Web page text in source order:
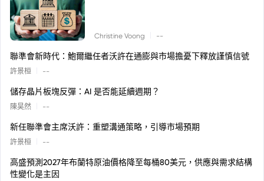
Christine Voong --
聯準會新時代：鮑爾繼任者沃許在通膨與市場擔憂下釋放謹慎信號
許景桓 --
儲存晶片板塊反彈：AI 是否能延續週期？
陳昊然 --
新任聯準會主席沃許：重塑溝通策略，引導市場預期
許景桓 --
高盛預測2027年布蘭特原油價格降至每桶80美元，供應與需求結構
性變化是主因